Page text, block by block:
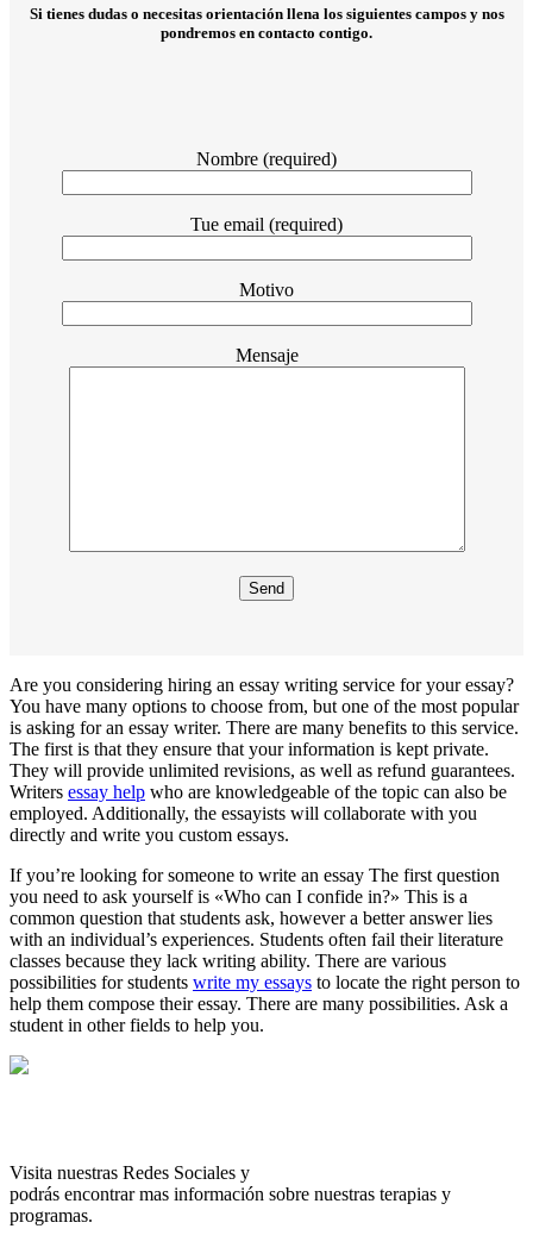
Si tienes dudas o necesitas orientación llena los siguientes campos y nos
pondremos en contacto contigo.
Nombre (required)
Tue email (required)
Motivo
Mensaje
Are you considering hiring an essay writing service for your essay?
You have many options to choose from, but one of the most popular
is asking for an essay writer. There are many benefits to this service.
The first is that they ensure that your information is kept private.
They will provide unlimited revisions, as well as refund guarantees.
Writers essay help who are knowledgeable of the topic can also be
employed. Additionally, the essayists will collaborate with you
directly and write you custom essays.
If you’re looking for someone to write an essay The first question
you need to ask yourself is «Who can I confide in?» This is a
common question that students ask, however a better answer lies
with an individual’s experiences. Students often fail their literature
classes because they lack writing ability. There are various
possibilities for students write my essays to locate the right person to
help them compose their essay. There are many possibilities. Ask a
student in other fields to help you.
Visita nuestras Redes Sociales y
podrás encontrar mas información sobre nuestras terapias y
programas.